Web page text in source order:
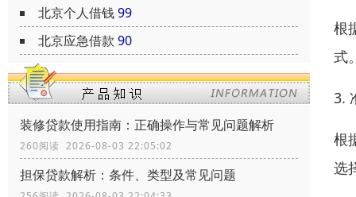
北京个人借钱99
北京应急借款 90
装修贷款使用指南：正确操作与常见问题解析
260阅读 2026-08-03 22:05:02
担保贷款解析：条件、类型及常见问题
根
式
3.
根
选